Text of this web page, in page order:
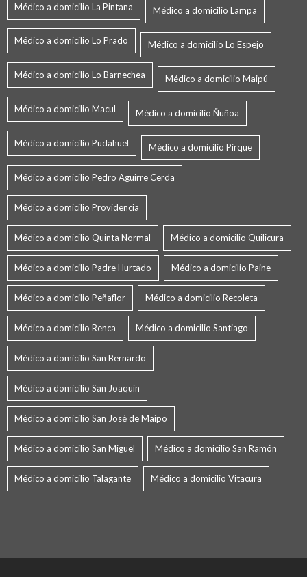
Médico a domicilio La Pintana Médico a domicilio Lampa
Médico a domicilio Lo Prado Médico a domicilio Lo Espejo
Médico a domicilio Lo Barnechea Médico a domicilio Maipú
Médico a domicilio Macul Médico a domicilio Ñuñoa
Médico a domicilio Pudahuel Médico a domicilio Pirque
Médico a domicilio Pedro Aguirre Cerda
Médico a domicilio Providencia
Médico a domicilio Quinta Normal Médico a domicilio Quilicura
Médico a domicilio Padre Hurtado Médico a domicilio Paine
Médico a domicilio Peñaflor Médico a domicilio Recoleta
Médico a domicilio Renca Médico a domicilio Santiago
Médico a domicilio San Bernardo
Médico a domicilio San Joaquín
Médico a domicilio San José de Maipo
Médico a domicilio San Miguel Médico a domicilio San Ramón
Médico a domicilio Talagante Médico a domicilio Vitacura